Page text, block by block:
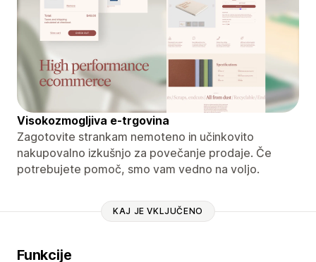
Visokozmogljiva e-trgovina
Zagotovite strankam nemoteno in učinkovito
nakupovalno izkušnjo za povečanje prodaje. Če
potrebujete pomoč, smo vam vedno na voljo.
KAJ JE VKLJUČENO
Funkcije